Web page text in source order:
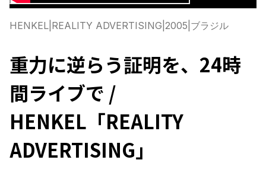
HENKEL REALITY ADVERTISING 2005 ブラジル
重力に逆らう証明を、24時
間ライブで /
HENKEL「REALITY
ADVERTISING」